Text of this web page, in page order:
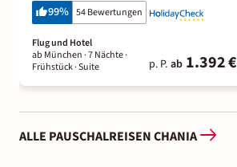
99% 54 Bewertungen
Flug und Hotel
ab München ·7 Nächte·
Frühstück· Suite p. P. ab 1.392 €
ALLE PAUSCHALREISEN CHANIA